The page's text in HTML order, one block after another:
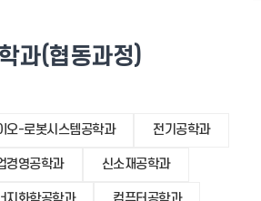
과(협동과정)
오-로봇시스템공학과 전기공학과
경영공학과 신소재공학과